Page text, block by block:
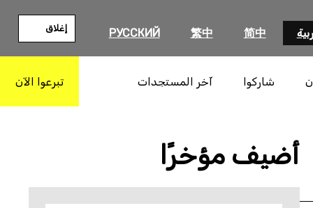
简中
繁中
РУССКИЙ إغلاق
شاركوا آخر المستجدات تبرعوا الآن
أضيف مؤخرًا